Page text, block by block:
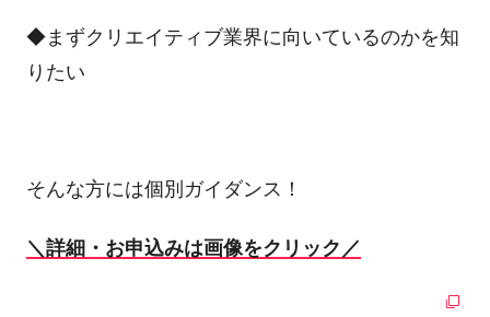
◆まずクリエイティブ業界に向いているのかを知
りたい
そんな方には個別ガイダンス！
＼詳細・お申込みは画像をクリック／